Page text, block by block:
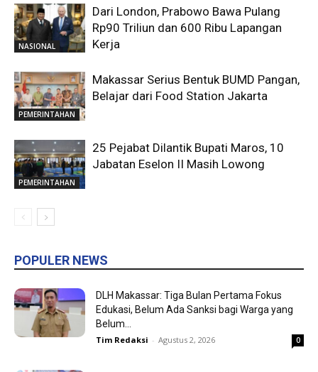
NASIONAL
Dari London, Prabowo Bawa Pulang
Rp90 Triliun dan 600 Ribu Lapangan
Kerja
PEMERINTAHAN
Makassar Serius Bentuk BUMD Pangan,
Belajar dari Food Station Jakarta
PEMERINTAHAN
25 Pejabat Dilantik Bupati Maros, 10
Jabatan Eselon II Masih Lowong
POPULER NEWS
DLH Makassar: Tiga Bulan Pertama Fokus
Edukasi, Belum Ada Sanksi bagi Warga yang
Belum...
Tim Redaksi - Agustus 2, 2026 0